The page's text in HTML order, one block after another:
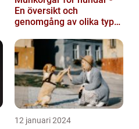
En översikt och
genomgång av olika typer
och nackde...
12 januari 2024